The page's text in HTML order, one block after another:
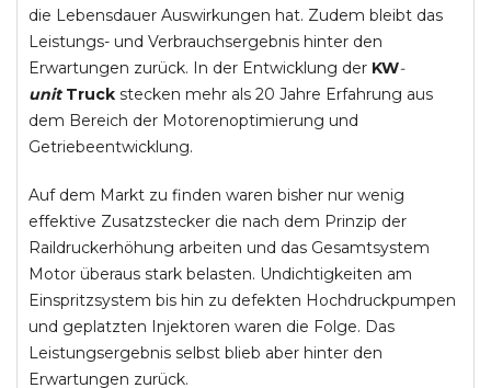
die Lebensdauer Auswirkungen hat. Zudem bleibt das
Leistungs- und Verbrauchsergebnis hinter den
Erwartungen zurück. In der Entwicklung der KW-
unit Truck stecken mehr als 20 Jahre Erfahrung aus
dem Bereich der Motorenoptimierung und
Getriebeentwicklung.
Auf dem Markt zu finden waren bisher nur wenig
effektive Zusatzstecker die nach dem Prinzip der
Raildruckerhöhung arbeiten und das Gesamtsystem
Motor überaus stark belasten. Undichtigkeiten am
Einspritzsystem bis hin zu defekten Hochdruckpumpen
und geplatzten Injektoren waren die Folge. Das
Leistungsergebnis selbst blieb aber hinter den
Erwartungen zurück.